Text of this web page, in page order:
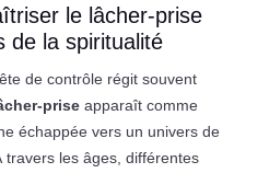
le lâcher-prise
de la spiritualité
de contrôle régit souvent
priseapparaît comme
échappée vers un univers de
travers les âges, différentes